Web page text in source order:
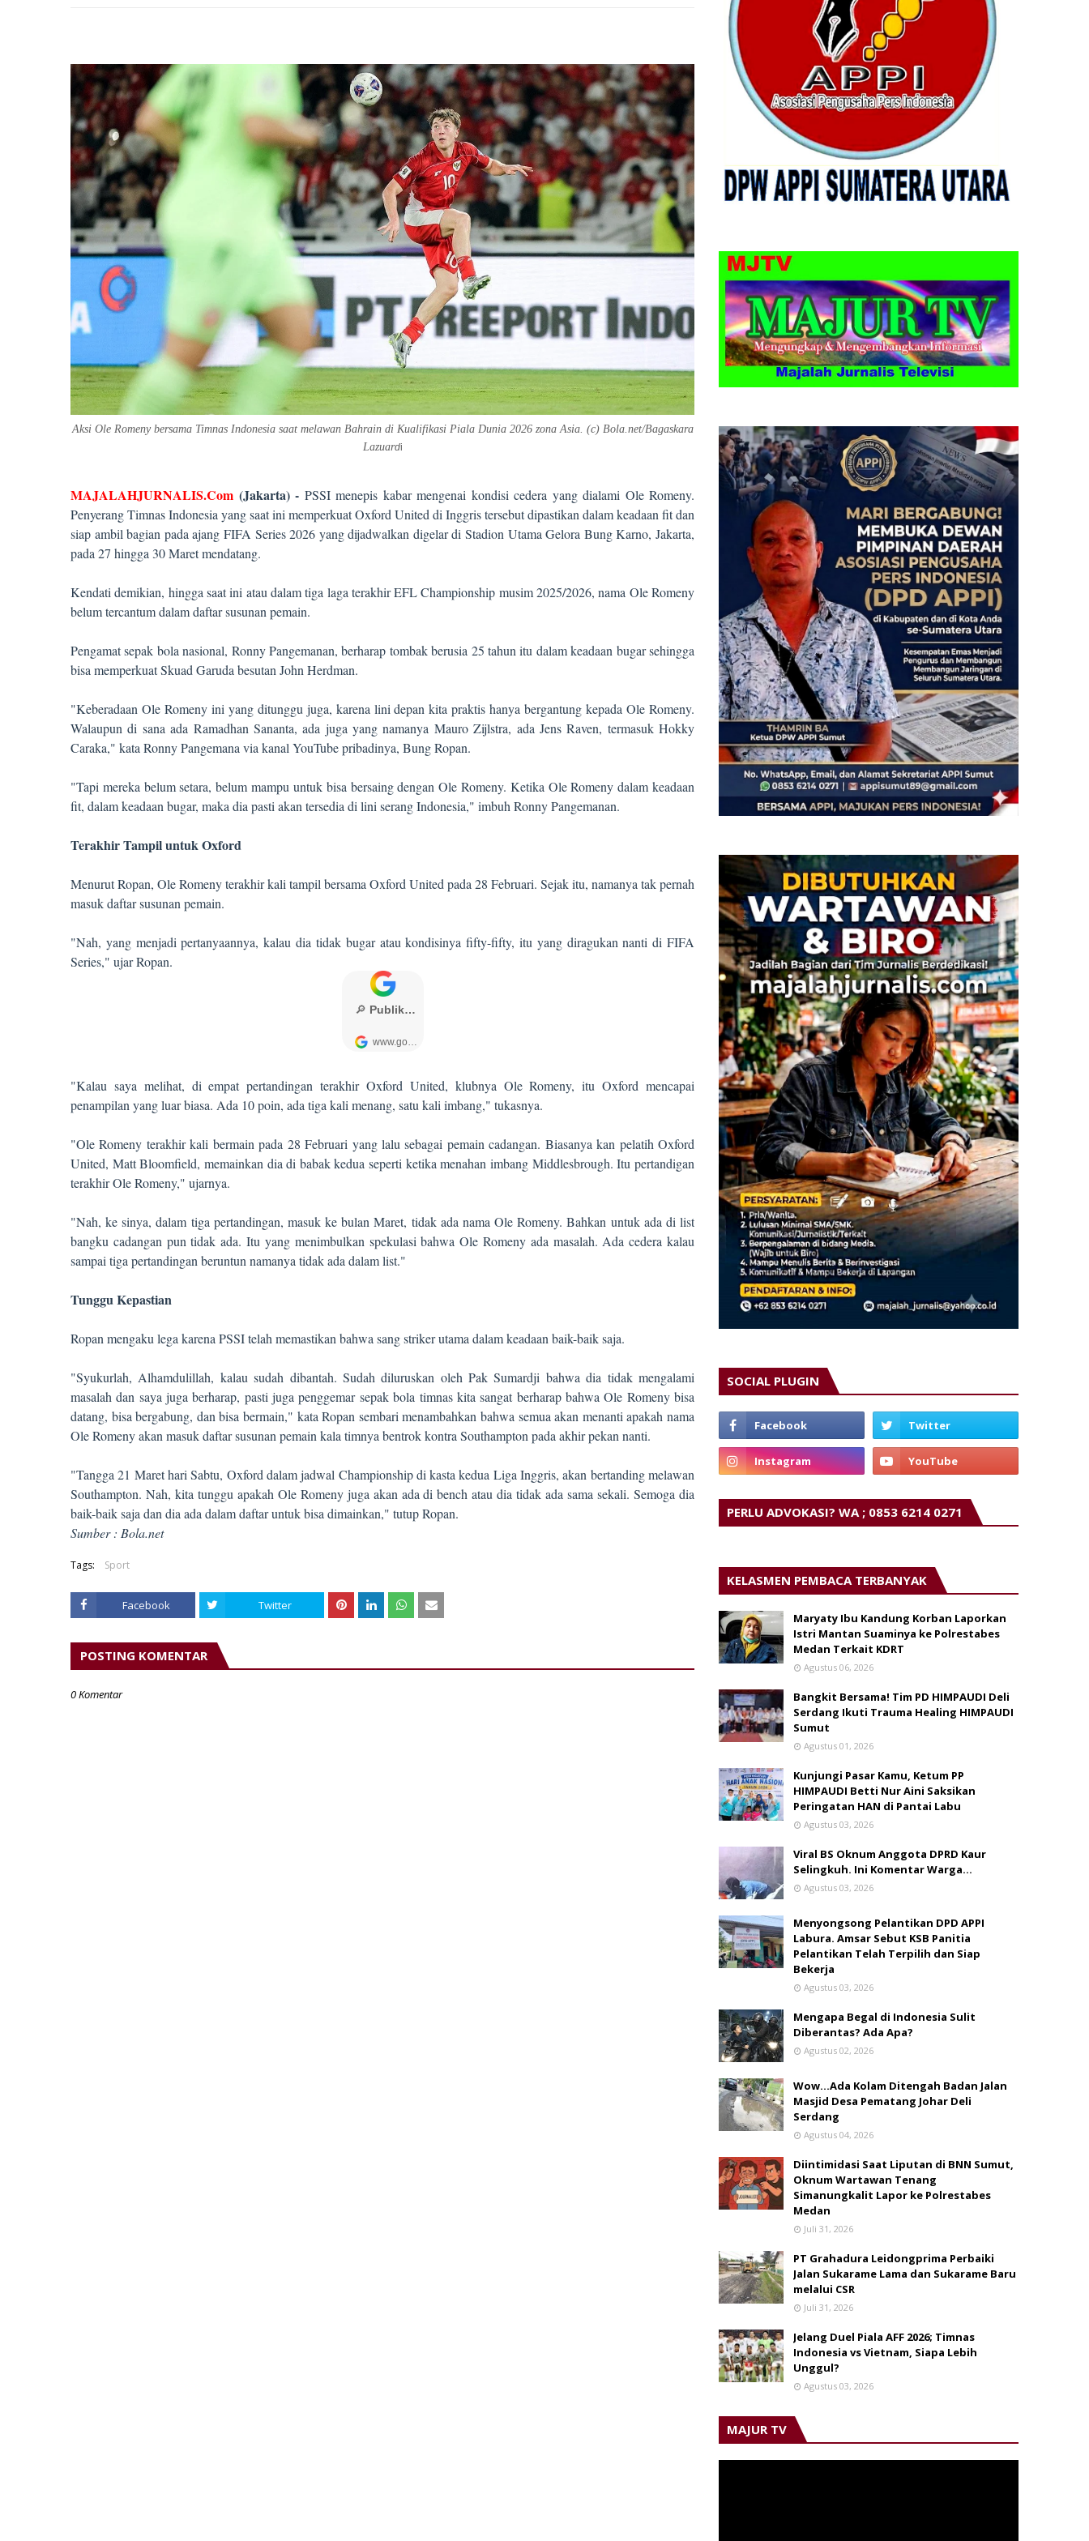
Aksi Ole Romeny bersama Timnas Indonesia saat melawan Bahrain di Kualifikasi Piala Dunia 2026 zona Asia. (c) Bola.net/Bagaskara
Lazuardi
MAJALAHJURNALIS.Com (Jakarta) - PSSI menepis kabar mengenai kondisi cedera yang dialami Ole Romeny.
Penyerang Timnas Indonesia yang saat ini memperkuat Oxford United di Inggris tersebut dipastikan dalam keadaan fit dan
siap ambil bagian pada ajang FIFA Series 2026 yang dijadwalkan digelar di Stadion Utama Gelora Bung Karno, Jakarta,
pada 27 hingga 30 Maret mendatang.
Kendati demikian, hingga saat ini atau dalam tiga laga terakhir EFL Championship musim 2025/2026, nama Ole Romeny
belum tercantum dalam daftar susunan pemain.
Pengamat sepak bola nasional, Ronny Pangemanan, berharap tombak berusia 25 tahun itu dalam keadaan bugar sehingga
bisa memperkuat Skuad Garuda besutan John Herdman.
"Keberadaan Ole Romeny ini yang ditunggu juga, karena lini depan kita praktis hanya bergantung kepada Ole Romeny.
Walaupun di sana ada Ramadhan Sananta, ada juga yang namanya Mauro Zijlstra, ada Jens Raven, termasuk Hokky
Caraka," kata Ronny Pangemana via kanal YouTube pribadinya, Bung Ropan.
"Tapi mereka belum setara, belum mampu untuk bisa bersaing dengan Ole Romeny. Ketika Ole Romeny dalam keadaan
fit, dalam keadaan bugar, maka dia pasti akan tersedia di lini serang Indonesia," imbuh Ronny Pangemanan.
Terakhir Tampil untuk Oxford
Menurut Ropan, Ole Romeny terakhir kali tampil bersama Oxford United pada 28 Februari. Sejak itu, namanya tak pernah
masuk daftar susunan pemain.
"Nah, yang menjadi pertanyaannya, kalau dia tidak bugar atau kondisinya fifty-fifty, itu yang diragukan nanti di FIFA
Series," ujar Ropan.
"Kalau saya melihat, di empat pertandingan terakhir Oxford United, klubnya Ole Romeny, itu Oxford mencapai
penampilan yang luar biasa. Ada 10 poin, ada tiga kali menang, satu kali imbang," tukasnya.
"Ole Romeny terakhir kali bermain pada 28 Februari yang lalu sebagai pemain cadangan. Biasanya kan pelatih Oxford
United, Matt Bloomfield, memainkan dia di babak kedua seperti ketika menahan imbang Middlesbrough. Itu pertandigan
terakhir Ole Romeny," ujarnya.
"Nah, ke sinya, dalam tiga pertandingan, masuk ke bulan Maret, tidak ada nama Ole Romeny. Bahkan untuk ada di list
bangku cadangan pun tidak ada. Itu yang menimbulkan spekulasi bahwa Ole Romeny ada masalah. Ada cedera kalau
sampai tiga pertandingan beruntun namanya tidak ada dalam list."
Tunggu Kepastian
Ropan mengaku lega karena PSSI telah memastikan bahwa sang striker utama dalam keadaan baik-baik saja.
"Syukurlah, Alhamdulillah, kalau sudah dibantah. Sudah diluruskan oleh Pak Sumardji bahwa dia tidak mengalami
masalah dan saya juga berharap, pasti juga penggemar sepak bola timnas kita sangat berharap bahwa Ole Romeny bisa
datang, bisa bergabung, dan bisa bermain," kata Ropan sembari menambahkan bahwa semua akan menanti apakah nama
Ole Romeny akan masuk daftar susunan pemain kala timnya bentrok kontra Southampton pada akhir pekan nanti.
"Tangga 21 Maret hari Sabtu, Oxford dalam jadwal Championship di kasta kedua Liga Inggris, akan bertanding melawan
Southampton. Nah, kita tunggu apakah Ole Romeny juga akan ada di bench atau dia tidak ada sama sekali. Semoga dia
baik-baik saja dan dia ada dalam daftar untuk bisa dimainkan," tutup Ropan.
Sumber : Bola.net
Tags: Sport
Facebook Twitter
POSTING KOMENTAR
0 Komentar
SOCIAL PLUGIN
PERLU ADVOKASI? WA ; 0853 6214 0271
KELASMEN PEMBACA TERBANYAK
Maryaty Ibu Kandung Korban Laporkan
Istri Mantan Suaminya ke Polrestabes
Medan Terkait KDRT
Agustus 06, 2026
Bangkit Bersama! Tim PD HIMPAUDI Deli
Serdang Ikuti Trauma Healing HIMPAUDI
Sumut
Agustus 01, 2026
Kunjungi Pasar Kamu, Ketum PP
HIMPAUDI Betti Nur Aini Saksikan
Peringatan HAN di Pantai Labu
Agustus 03, 2026
Viral BS Oknum Anggota DPRD Kaur
Selingkuh. Ini Komentar Warga…
Agustus 03, 2026
Menyongsong Pelantikan DPD APPI
Labura. Amsar Sebut KSB Panitia
Pelantikan Telah Terpilih dan Siap
Bekerja
Agustus 03, 2026
Mengapa Begal di Indonesia Sulit
Diberantas? Ada Apa?
Agustus 02, 2026
Wow...Ada Kolam Ditengah Badan Jalan
Masjid Desa Pematang Johar Deli
Serdang
Agustus 04, 2026
Diintimidasi Saat Liputan di BNN Sumut,
Oknum Wartawan Tenang
Simanungkalit Lapor ke Polrestabes
Medan
Juli 31, 2026
PT Grahadura Leidongprima Perbaiki
Jalan Sukarame Lama dan Sukarame Baru
melalui CSR
Juli 31, 2026
Jelang Duel Piala AFF 2026; Timnas
Indonesia vs Vietnam, Siapa Lebih
Unggul?
Agustus 03, 2026
MAJUR TV